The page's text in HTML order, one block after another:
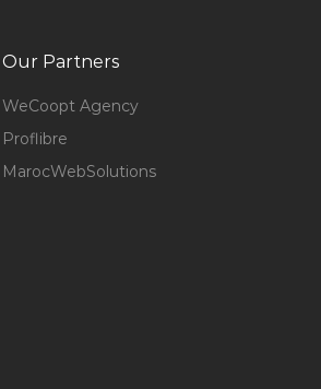
Our Partners
WeCoopt Agency
Proflibre
MarocWebSolutions